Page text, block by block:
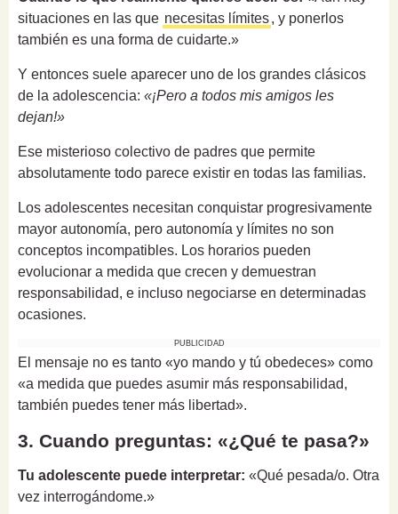
situaciones en las que necesitas límites, y ponerlos
también es una forma de cuidarte.»
Y entonces suele aparecer uno de los grandes clásicos
de la adolescencia: «¡Pero a todos mis amigos les
dejan!»
Ese misterioso colectivo de padres que permite
absolutamente todo parece existir en todas las familias.
Los adolescentes necesitan conquistar progresivamente
mayor autonomía, pero autonomía y límites no son
conceptos incompatibles. Los horarios pueden
evolucionar a medida que crecen y demuestran
responsabilidad, e incluso negociarse en determinadas
ocasiones.
PUBLICIDAD
El mensaje no es tanto «yo mando y tú obedeces» como
«a medida que puedes asumir más responsabilidad,
también puedes tener más libertad».
3. Cuando preguntas: «¿Qué te pasa?»
Tu adolescente puede interpretar: «Qué pesada/o. Otra
vez interrogándome.»